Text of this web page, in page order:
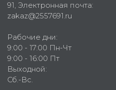
91, Электронная почта:
zakaz@2557691.ru
Рабочие дни:
9:00 - 17:00 Пн-Чт
9:00 - 16:00 Пт
Выходной:
Сб.-Вс.